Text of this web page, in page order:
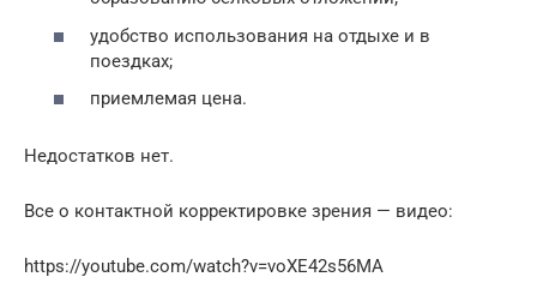
удобство использования на отдыхе и в
поездках;
приемлемая цена.
Недостатков нет.
Все о контактной корректировке зрения — видео:
https://youtube.com/watch?v=voXE42s56MA